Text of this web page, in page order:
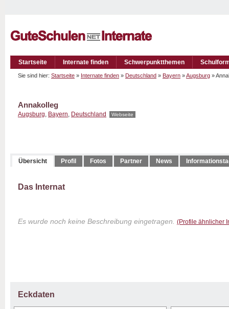
Startseite Internate finden Schwerpunktthemen
Sie sind hier: Startseite » Internate finden » Deutschland » Bayern »Augsburg »
Annakolleg
Augsburg, Bayern, Deutschland Webseite
Übersicht Profil Fotos Partner News
Das Internat
Es wurde noch keine Beschreibung eingetragen. (Profile ähnlicher
Eckdaten